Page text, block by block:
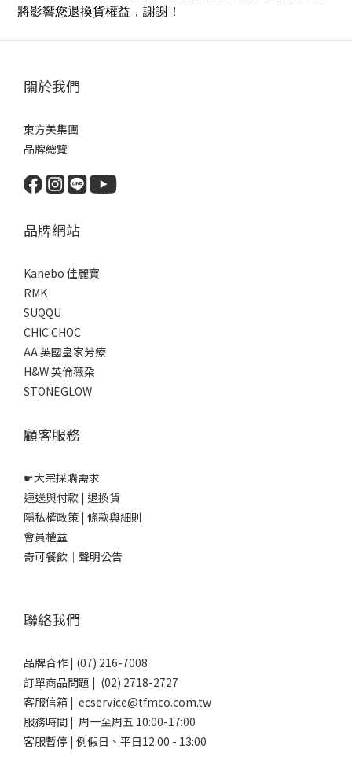
將影響您退換貨權益，謝謝 ！
關於我們
東方美集團
品牌總覽
品牌網站
Kanebo 佳麗寶
RMK
SUQQU
CHIC CHOC
AA 英國皇家芳療
H&W 英倫薇朶
STONEGLOW
顧客服務
☛大宗採購需求
運送與付款 | 退換貨
隱私權政策 | 條款與細則
會員權益
奇可餐飲｜聲明公告
聯絡我們
品牌合作 | (07) 216-7008
訂單商品問題 | (02) 2718-2727
客服信箱 | ecservice@tfmco.com.tw
服務時間 | 周一至周五 10:00-17:00
客服暫停 | 例假日、平日12:00 - 13:00